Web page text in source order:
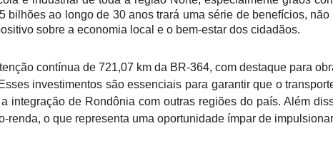
bilhões ao longo de 30 anos trará uma série de benefícios,
sobre a economia local e o bem-estar dos cidadãos.
contínua de 721,07 km da BR-364, com destaque para
investimentos são essenciais para garantir que o
integração de Rondônia com outras regiões do país. Além
renda, o que representa uma oportunidade ímpar de